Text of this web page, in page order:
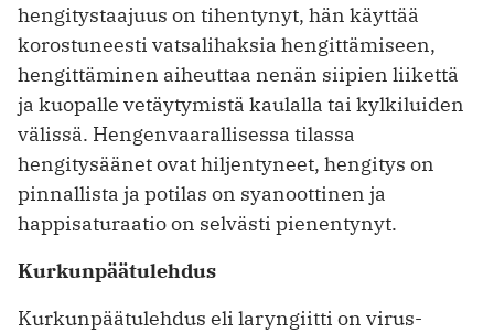
hengitystaajuus on tihentynyt, hän käyttää
korostuneesti vatsalihaksia hengittämiseen,
hengittäminen aiheuttaa nenän siipien liikettä
ja kuopalle vetäytymistä kaulalla tai kylkiluiden
välissä. Hengenvaarallisessa tilassa
hengitysäänet ovat hiljentyneet, hengitys on
pinnallista ja potilas on syanoottinen ja
happisaturaatio on selvästi pienentynyt.
Kurkunpäätulehdus
Kurkunpäätulehdus eli laryngiitti on virus­